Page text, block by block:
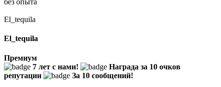
без опыта
El_tequila
El_tequila
Премиум
7 лет с нами!
Награда за 10 очков
репутации
За 10 сообщений!